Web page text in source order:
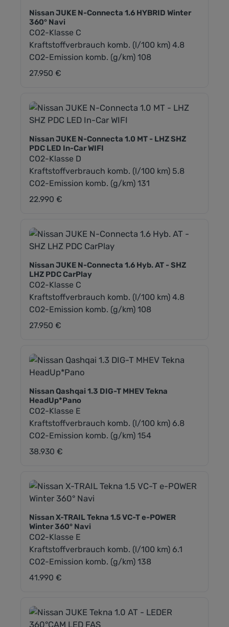
Nissan JUKE N-Connecta 1.6 HYBRID Winter
360° Navi
CO2-Klasse C
Kraftstoffverbrauch komb. (l/100 km) 4.8
CO2-Emission komb. (g/km) 108
Regulärer Preis:
27.950 €
Nissan JUKE N-Connecta 1.0 MT - LHZ SHZ
PDC LED In-Car WIFI
CO2-Klasse D
Kraftstoffverbrauch komb. (l/100 km) 5.8
CO2-Emission komb. (g/km) 131
Regulärer Preis:
22.990 €
Nissan JUKE N-Connecta 1.6 Hyb. AT - SHZ
LHZ PDC CarPlay
CO2-Klasse C
Kraftstoffverbrauch komb. (l/100 km) 4.8
CO2-Emission komb. (g/km) 108
Regulärer Preis:
27.950 €
Nissan Qashqai 1.3 DIG-T MHEV Tekna
HeadUp*Pano
CO2-Klasse E
Kraftstoffverbrauch komb. (l/100 km) 6.8
CO2-Emission komb. (g/km) 154
Regulärer Preis:
38.930 €
Nissan X-TRAIL Tekna 1.5 VC-T e-POWER
Winter 360° Navi
CO2-Klasse E
Kraftstoffverbrauch komb. (l/100 km) 6.1
CO2-Emission komb. (g/km) 138
Regulärer Preis:
41.990 €